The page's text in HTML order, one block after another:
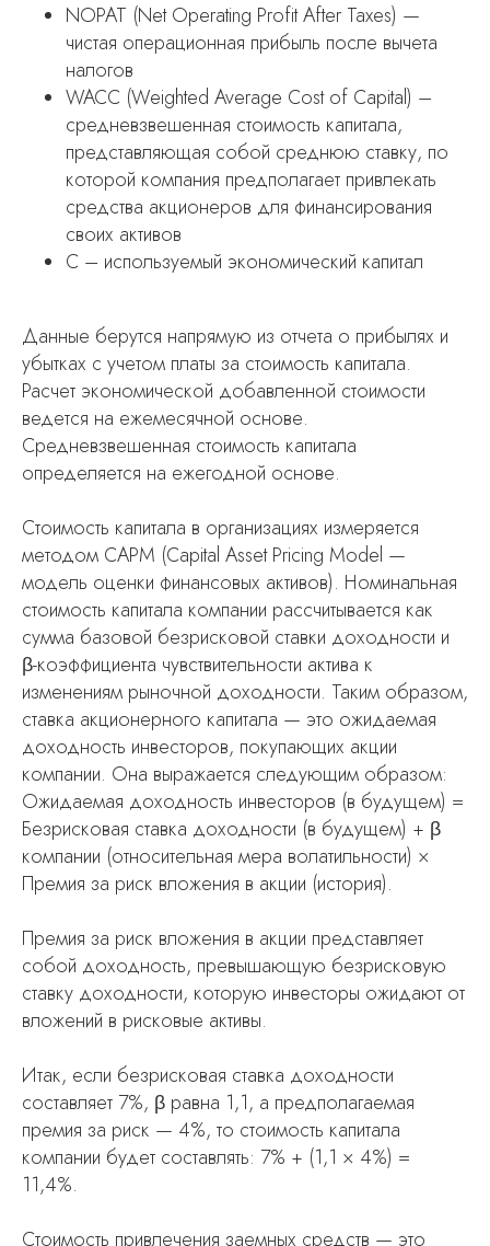
NOPAT (Net Operating Profit After Taxes) —
чистая операционная прибыль после вычета
налогов
WACC (Weighted Average Cost of Capital) –
средневзвешенная стоимость капитала,
представляющая собой среднюю ставку, по
которой компания предполагает привлекать
средства акционеров для финансирования
своих активов
C – используемый экономический капитал
Данные берутся напрямую из отчета о прибылях и
убытках с учетом платы за стоимость капитала.
Расчет экономической добавленной стоимости
ведется на ежемесячной основе.
Средневзвешенная стоимость капитала
определяется на ежегодной основе.
Стоимость капитала в организациях измеряется
методом CAPM (Capital Asset Pricing Model —
модель оценки финансовых активов). Номинальная
стоимость капитала компании рассчитывается как
сумма базовой безрисковой ставки доходности и
β-коэффициента чувствительности актива к
изменениям рыночной доходности. Таким образом,
ставка акционерного капитала — это ожидаемая
доходность инвесторов, покупающих акции
компании. Она выражается следующим образом:
Ожидаемая доходность инвесторов (в будущем) =
Безрисковая ставка доходности (в будущем) + β
компании (относительная мера волатильности) ×
Премия за риск вложения в акции (история).
Премия за риск вложения в акции представляет
собой доходность, превышающую безрисковую
ставку доходности, которую инвесторы ожидают от
вложений в рисковые активы.
Итак, если безрисковая ставка доходности
составляет 7%, β равна 1,1, а предполагаемая
премия за риск — 4%, то стоимость капитала
компании будет составлять: 7% + (1,1 × 4%) =
11,4%.
Стоимость привлечения заемных средств — это